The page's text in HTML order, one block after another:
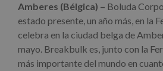
Amberes (Bélgica) – Boluda
estado presente, un año más, en la
celebra en la ciudad belga de
mayo. Breakbulk es, junto con la
más importante del mundo en